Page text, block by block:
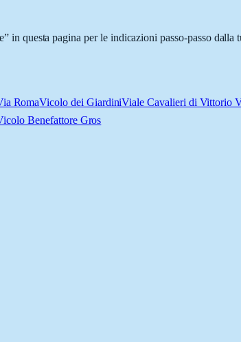
questa pagina per le indicazioni passo-passo dalla
RomaVicolo dei GiardiniViale Cavalieri di Vittorio
Benefattore Gros